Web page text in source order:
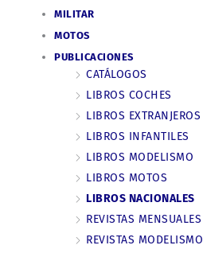
MILITAR
MOTOS
PUBLICACIONES
CATÁLOGOS
LIBROS COCHES
LIBROS EXTRANJEROS
LIBROS INFANTILES
LIBROS MODELISMO
LIBROS MOTOS
LIBROS NACIONALES
REVISTAS MENSUALES
REVISTAS MODELISMO